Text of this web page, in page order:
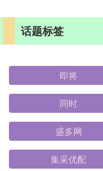
话题标签
即将
同时
盛多网
集采优配